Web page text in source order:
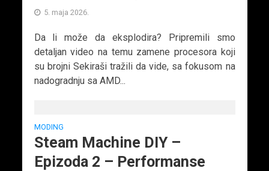
5. maja 2026.
Da li može da eksplodira? Pripremili smo
detaljan video na temu zamene procesora koji
su brojni Sekiraši tražili da vide, sa fokusom na
nadogradnju sa AMD...
MODING
Steam Machine DIY –
Epizoda 2 – Performanse